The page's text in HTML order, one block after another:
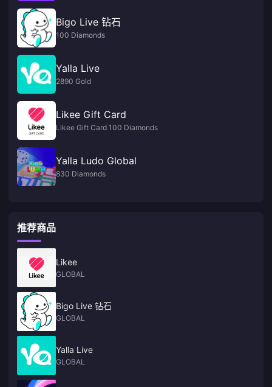
Bigo Live 钻石
100 Diamonds
Yalla Live
2890 Gold
Likee Gift Card
Likee Gift Card 100 Diamonds
Yalla Ludo Global
830 Diamonds
推荐商品
Likee
GLOBAL
Bigo Live 钻石
GLOBAL
Yalla Live
GLOBAL